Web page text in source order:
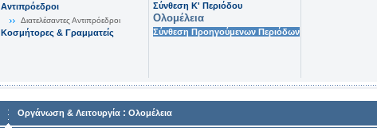
Αντιπρόεδροι
Διατελέσαντες Αντιπρόεδροι
Κοσμήτορες & Γραμματείς
Σύνθεση K' Περιόδου
Ολομέλεια
Σύνθεση Προηγούμενων Περιόδων
Οργάνωση & Λειτουργία : Ολομέλεια